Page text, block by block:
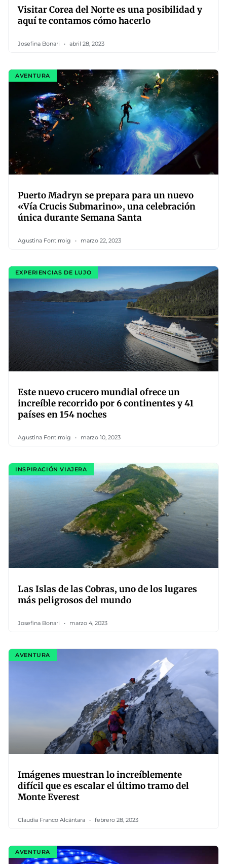
Visitar Corea del Norte es una posibilidad y
aquí te contamos cómo hacerlo
Josefina Bonari abril 28, 2023
AVENTURA
Puerto Madryn se prepara para un nuevo
«Vía Crucis Submarino», una celebración
única durante Semana Santa
Agustina Fontirroig marzo 22, 2023
EXPERIENCIAS DE LUJO
Este nuevo crucero mundial ofrece un
increíble recorrido por 6 continentes y 41
países en 154 noches
Agustina Fontirroig marzo 10, 2023
INSPIRACIÓN VIAJERA
Las Islas de las Cobras, uno de los lugares
más peligrosos del mundo
Josefina Bonari marzo 4, 2023
AVENTURA
Imágenes muestran lo increíblemente
difícil que es escalar el último tramo del
Monte Everest
Claudia Franco Alcántara febrero 28, 2023
AVENTURA